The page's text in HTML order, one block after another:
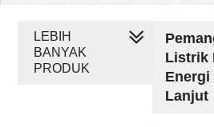
Listrik
Energi
Lanjut
LEBIH
BANYAK
PRODUK